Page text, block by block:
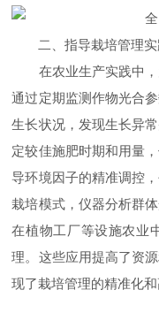
二、指导栽培管理实
在农业生产实践中，
通过定期监测作物光合
生长状况，发现生长异
定较佳施肥时期和用量
导环境因子的精准调控
栽培模式，仪器分析群
在植物工厂等设施农业
理。这些应用提高了资
现了栽培管理的精准化和